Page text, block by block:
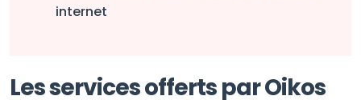
internet
Les services offerts par Oikos